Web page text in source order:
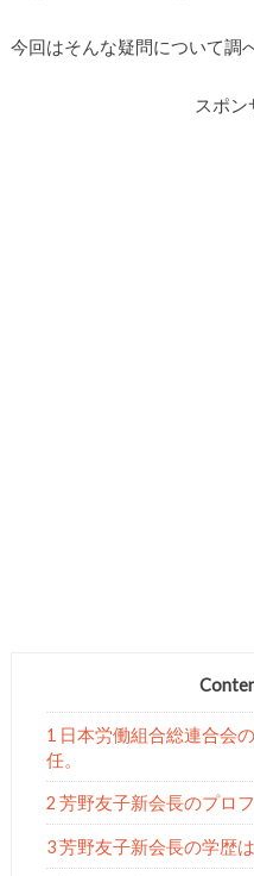
今回はそんな疑問について調
スポン
1 日本労働組合総連合会
任。
2 芳野友子新会長のプロ
3 芳野友子新会長の学歴